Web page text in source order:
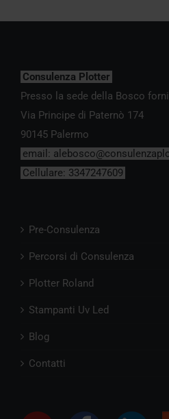
Consulenza Plotter
Presso la sede della Bosco
Via Principe di Paternò 174
90145 Palermo
email:
Cellulare: 3347247609
Pre-Consulenza
Percorsi di Consulenza
Plotter Roland
Stampanti Uv Led
Blog
Contatti